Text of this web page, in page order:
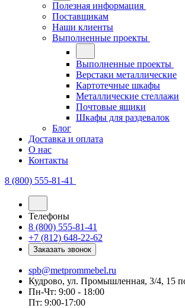
Полезная информация
Поставщикам
Наши клиенты
Выполненные проекты
Выполненные проекты
Верстаки металлические
Картотечные шкафы
Металлические стеллажи
Почтовые ящики
Шкафы для раздевалок
Блог
Доставка и оплата
О нас
Контакты
8 (800) 555-81-41
Телефоны
8 (800) 555-81-41
+7 (812) 648-22-62
Заказать звонок
spb@metprommebel.ru
Кудрово, ул. Промышленная, 3/4, 15
Пн-Чт: 9:00 - 18:00
Пт: 9:00-17:00